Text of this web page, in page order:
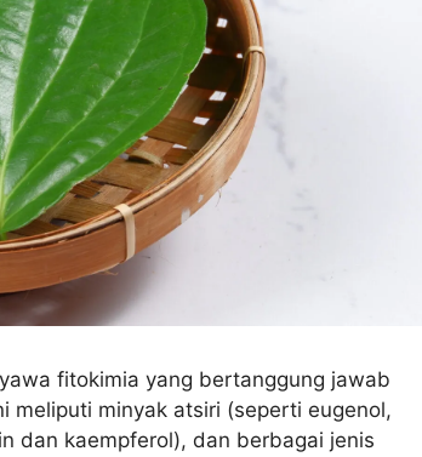
fitokimia yang bertanggung jawab
meliputi minyak atsiri (seperti eugenol,
dan kaempferol), dan berbagai jenis